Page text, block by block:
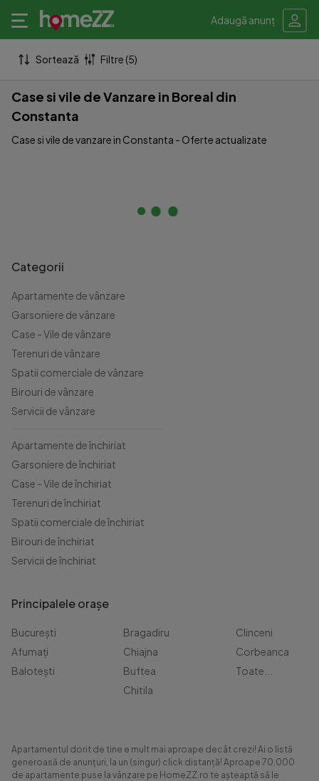
Adaugă anunț
Sortează Filtre (5)
Case si vile de Vanzare in Boreal din
Constanta
Case si vile de vanzare in Constanta - Oferte actualizate
Categorii
Apartamente de vânzare
Garsoniere de vânzare
Case - Vile de vânzare
Terenuri de vânzare
Spatii comerciale de vânzare
Birouri de vânzare
Servicii de vânzare
Apartamente de închiriat
Garsoniere de închiriat
Case - Vile de închiriat
Terenuri de închiriat
Spatii comerciale de închiriat
Birouri de închiriat
Servicii de închiriat
Principalele orașe
București
Afumați
Balotești
Bragadiru
Chiajna
Buftea
Chitila
Clinceni
Corbeanca
Toate...
Apartamentul dorit de tine e mult mai aproape decât crezi! Ai o listă
generoasă de anunțuri, la un (singur) click distanță! Aproape 70.000
de apartamente puse la vânzare pe HomeZZ.ro te așteaptă să le